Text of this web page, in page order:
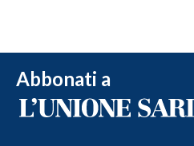
Abbonati a